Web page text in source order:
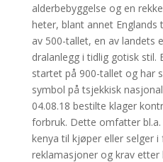
al­der­be­byg­gelse og en
heter, blant annet
av 500-tallet, en av landets
dral­an­legg i tidlig gotisk stil.
startet på 900-tallet og har
symbol på tsjekkisk
04.08.18 bestilte klager
forbruk. Dette omfatter
kenya til kjøper eller selger i
reklamasjoner og krav etter